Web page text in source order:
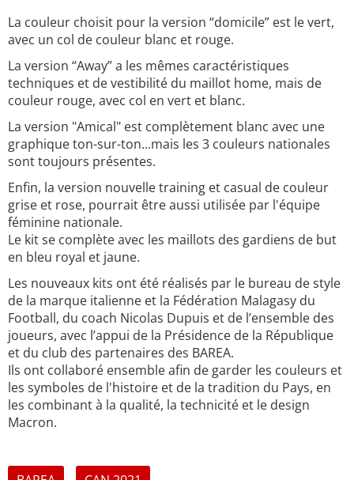
La couleur choisit pour la version “domicile” est le vert,
avec un col de couleur blanc et rouge.
La version “Away” a les mêmes caractéristiques
techniques et de vestibilité du maillot home, mais de
couleur rouge, avec col en vert et blanc.
La version "Amical" est complètement blanc avec une
graphique ton-sur-ton...mais les 3 couleurs nationales
sont toujours présentes.
Enfin, la version nouvelle training et casual de couleur
grise et rose, pourrait être aussi utilisée par l'équipe
féminine nationale.
Le kit se complète avec les maillots des gardiens de but
en bleu royal et jaune.
Les nouveaux kits ont été réalisés par le bureau de style
de la marque italienne et la Fédération Malagasy du
Football, du coach Nicolas Dupuis et de l’ensemble des
joueurs, avec l’appui de la Présidence de la République
et du club des partenaires des BAREA.
Ils ont collaboré ensemble afin de garder les couleurs et
les symboles de l'histoire et de la tradition du Pays, en
les combinant à la qualité, la technicité et le design
Macron.